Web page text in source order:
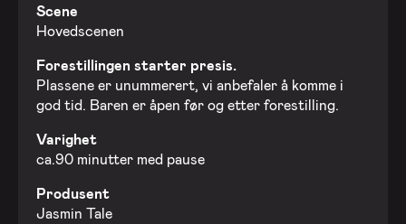
Scene
Hovedscenen
Forestillingen starter presis.
Plassene er unummerert, vi anbefaler å komme i
god tid. Baren er åpen før og etter forestilling.
Varighet
ca.90 minutter med pause
Produsent
Jasmin Tale